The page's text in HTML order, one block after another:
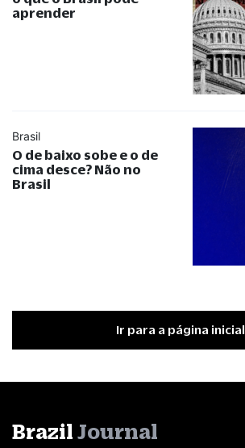
aprender
Brasil
O de baixo sobe e o de
cima desce? Não no
Brasil
Ir para a página inicial
Brazil Journal